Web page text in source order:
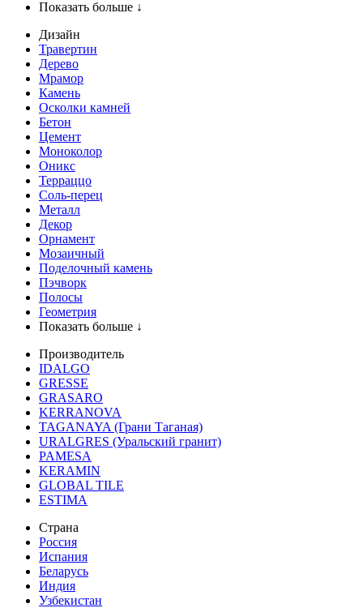
Показать больше ↓
Дизайн
Травертин
Дерево
Мрамор
Камень
Осколки камней
Бетон
Цемент
Моноколор
Оникс
Терраццо
Соль-перец
Металл
Декор
Орнамент
Мозаичный
Поделочный камень
Пэчворк
Полосы
Геометрия
Показать больше ↓
Производитель
IDALGO
GRESSE
GRASARO
KERRANOVA
TAGANAYA (Грани Таганая)
URALGRES (Уральский гранит)
PAMESA
KERAMIN
GLOBAL TILE
ESTIMA
Страна
Россия
Испания
Беларусь
Индия
Узбекистан